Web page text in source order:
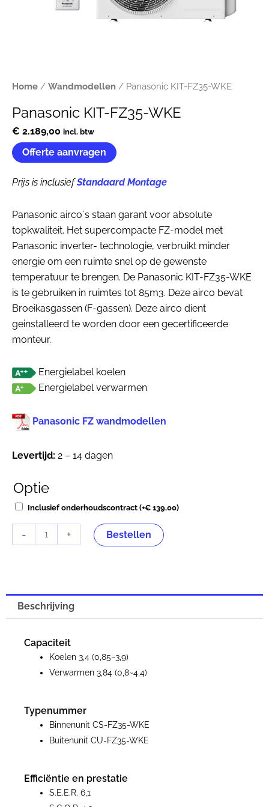
Home / Wandmodellen / Panasonic KIT-FZ35-WKE
Panasonic KIT-FZ35-WKE
€ 2.189,00 incl. btw
Offerte aanvragen
Prijs is inclusiefStandaard Montage
Panasonic airco´s staan garant voor absolute
topkwaliteit. Het supercompacte FZ-model met
Panasonic inverter- technologie, verbruikt minder
energie om een ruimte snel op de gewenste
temperatuur te brengen. De Panasonic KIT-FZ35-WKE
is te gebruiken in ruimtes tot 85m3. Deze airco bevat
Broeikasgassen (F-gassen). Deze airco dient
geinstalleerd te worden door een gecertificeerde
monteur.
Energielabel koelen
Energielabel verwarmen
Panasonic FZ wandmodellen
Levertijd: 2 – 14 dagen
Optie
Inclusief onderhoudscontract (+€ 139,00)
-
Panasonic
KIT-
WKE
+ Bestellen
Beschrijving
Capaciteit
Koelen 3,4 (0,85~3,9)
Verwarmen 3,84 (0,8~4,4)
Typenummer
Binnenunit CS-FZ35-WKE
Buitenunit CU-FZ35-WKE
Efficiëntie en prestatie
S.E.E.R. 6,1